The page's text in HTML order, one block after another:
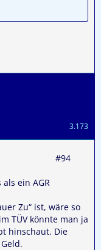
3.173
#94
ein AGR
Zu“ ist, wäre so
TÜV könnte man ja
hinschaut. Die